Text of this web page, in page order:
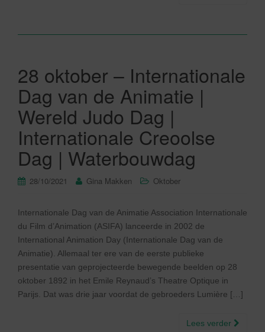
28 oktober – Internationale
Dag van de Animatie |
Wereld Judo Dag |
Internationale Creoolse
Dag | Waterbouwdag
28/10/2021 Gina Makken Oktober
Internationale Dag van de Animatie Association Internationale
du Film d’Animation (ASIFA) lanceerde in 2002 de
International Animation Day (Internationale Dag van de
Animatie). Allemaal ter ere van de eerste publieke
presentatie van geprojecteerde bewegende beelden op 28
oktober 1892 in het Emile Reynaud’s Theatre Optique in
Parijs. Dat was drie jaar voordat de gebroeders Lumière […]
Lees verder